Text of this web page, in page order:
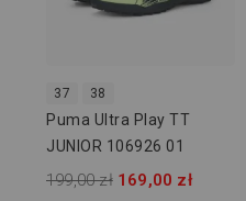
37 38
Puma Ultra Play TT
JUNIOR 106926 01
199,00 zł 169,00 zł